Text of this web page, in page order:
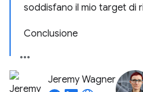
soddisfano il mio target di
Conclusione
Jeremy Wagner